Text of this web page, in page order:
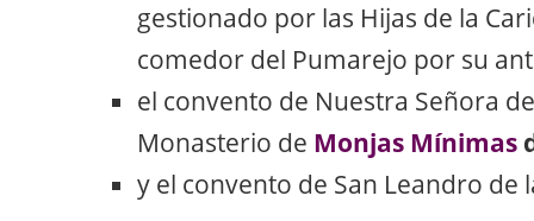
gestionado por las Hijas de la
comedor del Pumarejo por su
el convento de Nuestra Señora
Monasterio de Monjas Mínimas
y el convento de San Leandro de